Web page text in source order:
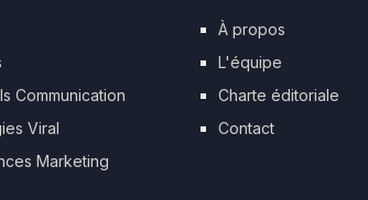
Communication
Viral
Marketing
À propos
L'équipe
Charte éditoriale
Contact